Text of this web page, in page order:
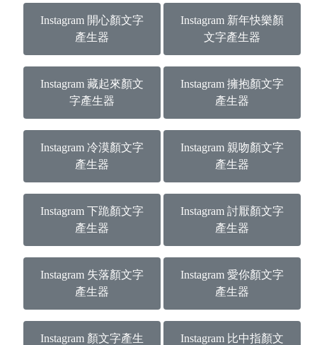
Instagram 開心顏文字
產生器
Instagram 新年快樂顏
文字產生器
Instagram 藏起來顏文
字產生器
Instagram 擁抱顏文字
產生器
Instagram 冷漠顏文字
產生器
Instagram 親吻顏文字
產生器
Instagram 下跪顏文字
產生器
Instagram 討厭顏文字
產生器
Instagram 失落顏文字
產生器
Instagram 愛你顏文字
產生器
Instagram 顏文字產生
Instagram 比中指顏文